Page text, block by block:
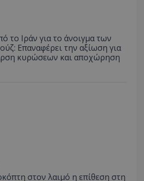
το Ιράν για το άνοιγμα των
Επαναφέρει την αξίωση για
κυρώσεων και αποχώρηση
στον λαιμό η επίθεση στη